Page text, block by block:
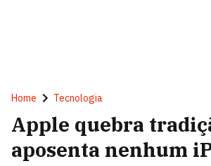
Home Tecnologia
Apple quebra
aposenta nenhum